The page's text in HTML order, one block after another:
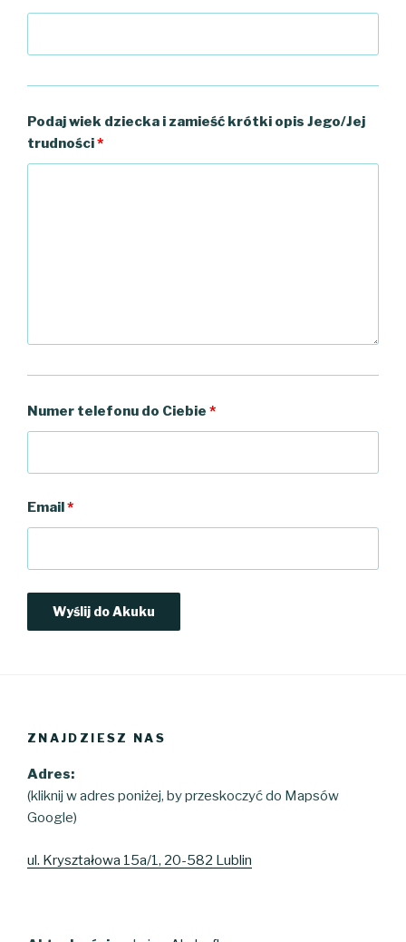
Podaj wiek dziecka i zamieść krótki opis Jego/Jej
trudności*
Numer telefonu do Ciebie *
Email*
ZNAJDZIESZ NAS
Adres:
(kliknij w adres poniżej, by przeskoczyć do Mapsów
Google)
ul. Kryształowa 15a/1, 20-582 Lublin